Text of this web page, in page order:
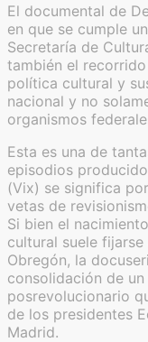
El documental de
en que se cumple
Secretaría de
también el
política cultural y
nacional y no
organismos
Esta es una de
episodios
(Vix) se significa
vetas de
Si bien el
cultural suele
Obregón, la
consolidación de
posrevolucionario
de los presidentes
Madrid.